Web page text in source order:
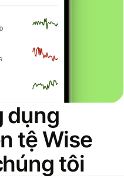
dụng
tệ Wise
tôi